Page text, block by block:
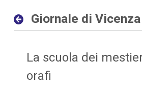
Giornale di
La scuola dei
orafi